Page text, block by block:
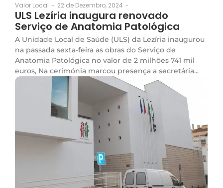
Valor Local - 22 de Dezembro, 2024 -
ULS Lezíria inaugura renovado
Serviço de Anatomia Patológica
A Unidade Local de Saúde (ULS) da Lezíria inaugurou
na passada sexta-feira as obras do Serviço de
Anatomia Patológica no valor de 2 milhões 741 mil
euros, Na cerimónia marcou presença a secretária...